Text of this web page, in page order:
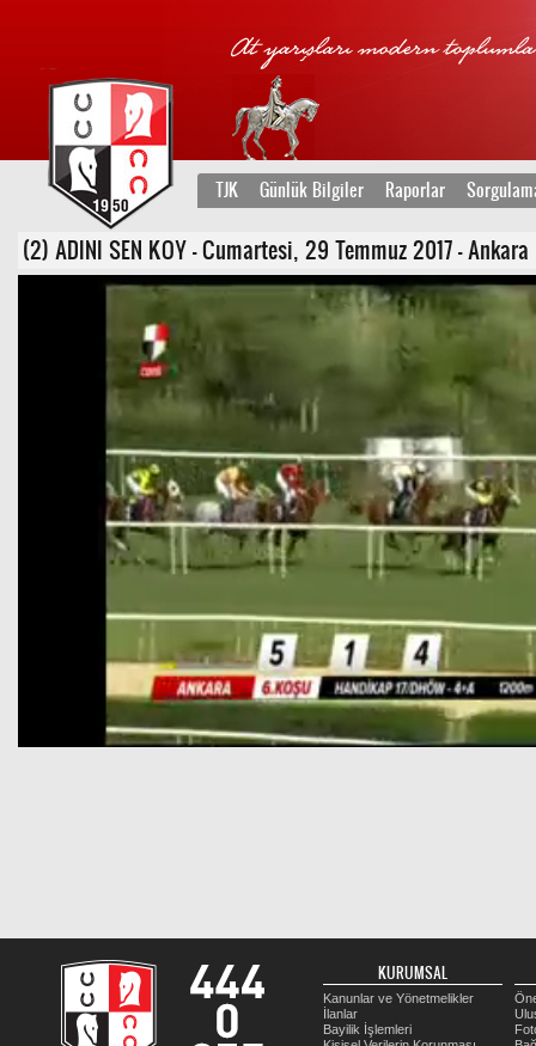
TJK Günlük Bilgiler Raporlar
(2) ADINI SEN KOY - Cumartesi, 29 Temmuz 2017 -
KURUMSAL
Kanunlar ve Yönetmelikler
İlanlar
Bayilik İşlemleri